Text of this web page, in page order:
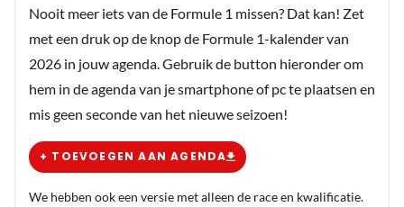
Nooit meer iets van de Formule 1 missen? Dat kan! Zet
met een druk op de knop de Formule 1-kalender van
2026 in jouw agenda. Gebruik de button hieronder om
hem in de agenda van je smartphone of pc te plaatsen en
mis geen seconde van het nieuwe seizoen!
+ TOEVOEGEN AAN AGENDA
We hebben ook een versie met alleen de race en kwalificatie.